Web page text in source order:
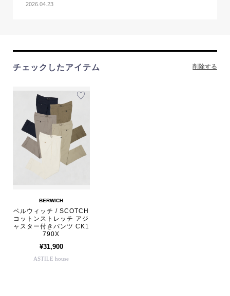
2026.04.23
チェックしたアイテム 削除する
BERWICH
ベルウィッチ / SCOTCH
コットンストレッチ アジ
ャスター付きパンツ CK1
790X
¥31,900
ASTILE house